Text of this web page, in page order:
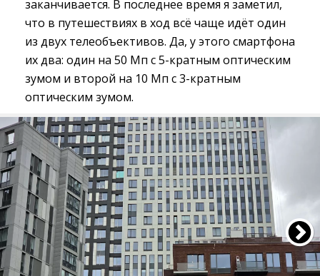
заканчивается. В последнее время я заметил,
что в путешествиях в ход всё чаще идёт один
из двух телеобъективов. Да, у этого смартфона
их два: один на 50 Мп с 5-кратным оптическим
зумом и второй на 10 Мп с 3-кратным
оптическим зумом.